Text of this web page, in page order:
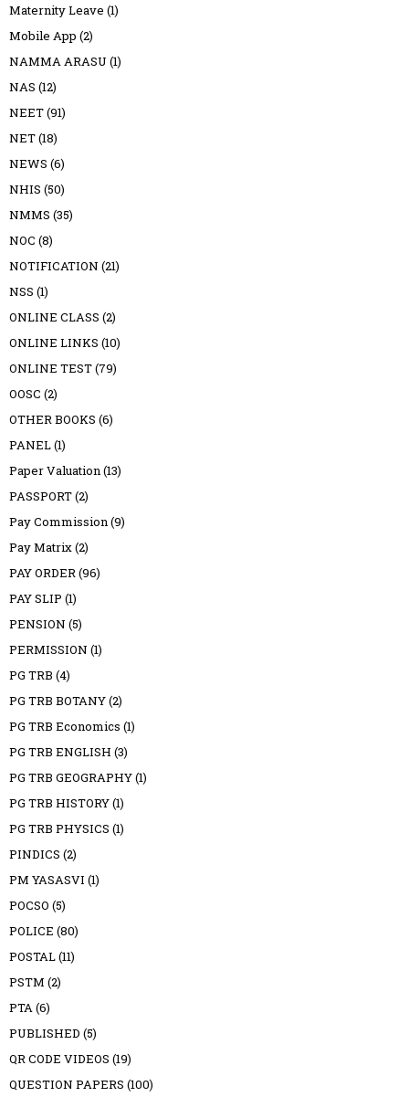
Maternity Leave (1)
Mobile App (2)
NAMMA ARASU (1)
NAS (12)
NEET(91)
NET(18)
NEWS (6)
NHIS (50)
NMMS (35)
NOC (8)
NOTIFICATION (21)
NSS (1)
ONLINE CLASS (2)
ONLINE LINKS (10)
ONLINE TEST(79)
OOSC (2)
OTHER BOOKS (6)
PANEL(1)
Paper Valuation(13)
PASSPORT(2)
Pay Commission(9)
Pay Matrix(2)
PAY ORDER(96)
PAY SLIP (1)
PENSION (5)
PERMISSION (1)
PG TRB (4)
PG TRB BOTANY(2)
PG TRB Economics (1)
PG TRB ENGLISH (3)
PG TRB GEOGRAPHY(1)
PG TRB HISTORY(1)
PG TRB PHYSICS (1)
PINDICS (2)
PM YASASVI (1)
POCSO (5)
POLICE (80)
POSTAL(11)
PSTM (2)
PTA(6)
PUBLISHED (5)
QR CODE VIDEOS (19)
QUESTION PAPERS (100)